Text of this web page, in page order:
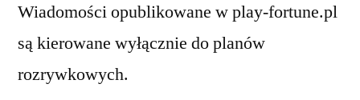
Wiadomości opublikowane w play-fortune.pl
są kierowane wyłącznie do planów
rozrywkowych.